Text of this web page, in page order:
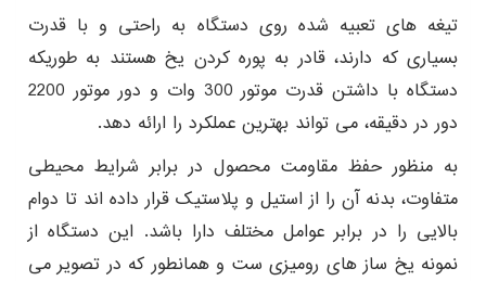
تیغه های تعبیه شده روی دستگاه به راحتی و با قدرت
بسیاری که دارند، قادر به پوره کردن یخ هستند به طوریکه
دستگاه با داشتن قدرت موتور 300 وات و دور موتور 2200
دور در دقیقه، می تواند بهترین عملکرد را ارائه دهد.
به منظور حفظ مقاومت محصول در برابر شرایط محیطی
متفاوت، بدنه آن را از استیل و پلاستیک قرار داده اند تا دوام
بالایی را در برابر عوامل مختلف دارا باشد. این دستگاه از
نمونه یخ ساز های رومیزی ست و همانطور که در تصویر می